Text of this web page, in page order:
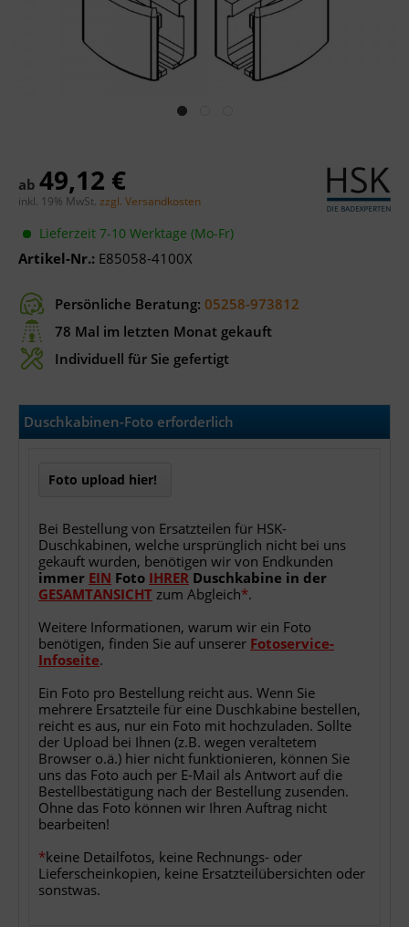
ab 49,12 €
inkl. 19% MwSt. zzgl. Versandkosten
Lieferzeit 7-10 Werktage (Mo-Fr)
Artikel-Nr.: E85058-4100X
Persönliche Beratung: 05258-973812
78 Mal im letzten Monat gekauft
Individuell für Sie gefertigt
Duschkabinen-Foto erforderlich
Foto upload hier!
Bei Bestellung von Ersatzteilen für HSK-
Duschkabinen, welche ursprünglich nicht bei uns
gekauft wurden, benötigen wir von Endkunden
immer EIN Foto IHRER Duschkabine in der
GESAMTANSICHT zum Abgleich*.
Weitere Informationen, warum wir ein Foto
benötigen, finden Sie auf unserer Fotoservice-
Infoseite.
Ein Foto pro Bestellung reicht aus. Wenn Sie
mehrere Ersatzteile für eine Duschkabine bestellen,
reicht es aus, nur ein Foto mit hochzuladen. Sollte
der Upload bei Ihnen (z.B. wegen veraltetem
Browser o.ä.) hier nicht funktionieren, können Sie
uns das Foto auch per E-Mail als Antwort auf die
Bestellbestätigung nach der Bestellung zusenden.
Ohne das Foto können wir Ihren Auftrag nicht
bearbeiten!
*keine Detailfotos, keine Rechnungs- oder
Lieferscheinkopien, keine Ersatzteilübersichten oder
sonstwas.